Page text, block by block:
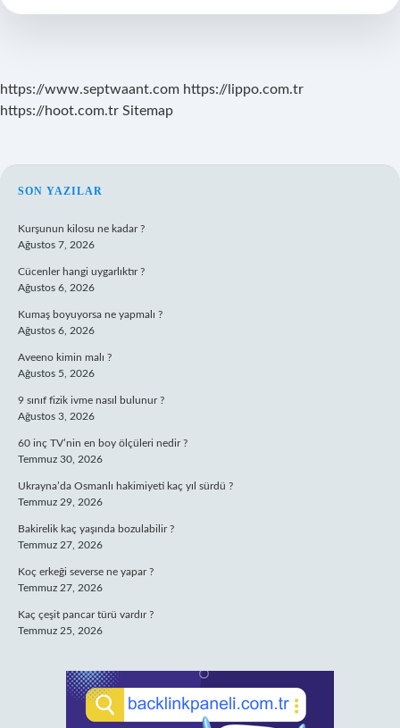
https://www.septwaant.com https://lippo.com.tr
https://hoot.com.tr Sitemap
SIDEBAR
SON YAZILAR
Kurşunun kilosu ne kadar ?
Ağustos 7, 2026
Cücenler hangi uygarlıktır ?
Ağustos 6, 2026
Kumaş boyuyorsa ne yapmalı ?
Ağustos 6, 2026
Aveeno kimin malı ?
Ağustos 5, 2026
9 sınıf fizik ivme nasıl bulunur ?
Ağustos 3, 2026
60 inç TV’nin en boy ölçüleri nedir ?
Temmuz 30, 2026
Ukrayna’da Osmanlı hakimiyeti kaç yıl sürdü ?
Temmuz 29, 2026
Bakirelik kaç yaşında bozulabilir ?
Temmuz 27, 2026
Koç erkeği severse ne yapar ?
Temmuz 27, 2026
Kaç çeşit pancar türü vardır ?
Temmuz 25, 2026